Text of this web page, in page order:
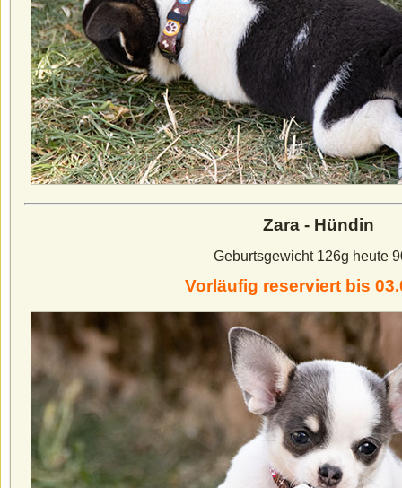
Zara - Hündin
Geburtsgewicht 126g heute
Vorläufig reserviert bis